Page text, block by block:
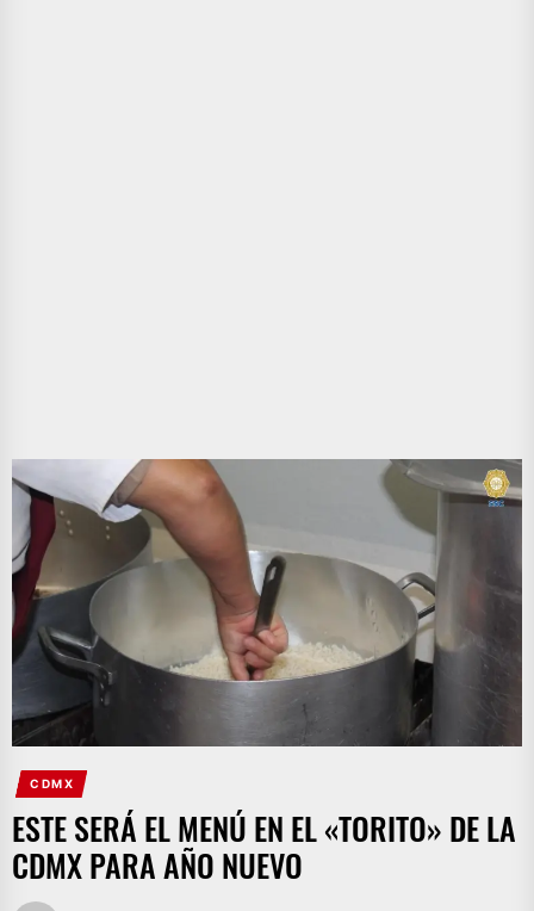
CDMX
ESTE SERÁ EL MENÚ EN EL «TORITO» DE LA
CDMX PARA AÑO NUEVO